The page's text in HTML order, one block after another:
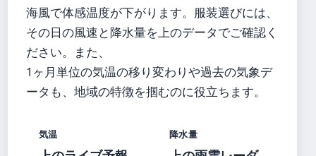
海風で体感温度が下がります。服装選びには、
その日の風速と降水量を上のデータでご確認く
ださい。また、
1ヶ月単位の気温の移り変わりや過去の気象デ
ータも、地域の特徴を掴むのに役立ちます。
気温 降水量